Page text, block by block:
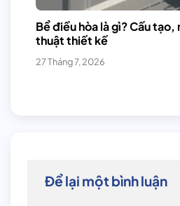
Bể điều hòa là gì? Cấu tạo,
thuật thiết kế
27 Tháng 7, 2026
Để lại một bình luận